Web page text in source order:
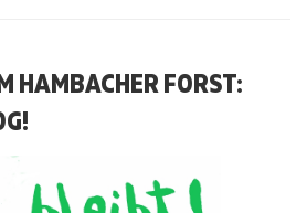
HAMBACHER FORST: